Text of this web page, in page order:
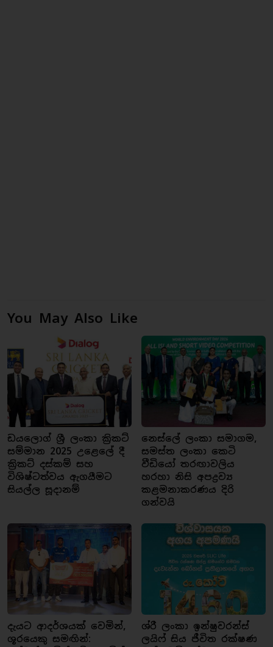
You May Also Like
ඩයලොග් ශ්‍රී ලංකා ක්‍රිකට්
සම්මාන 2025 උළෙලේ දී
ක්‍රිකට් දස්කම් සහ
විශිෂ්ටත්වය ඇගයීමට
සියල්ල සූදානම්
නෙස්ලේ ලංකා සමාගම,
සමස්ත ලංකා කෙටි
වීඩියෝ තරඟාවලිය
හරහා නිසි අපද්‍රව්‍ය
කළමනාකරණය දිරි
ගන්වයි
දැයට ආදර්ශයක් වෙමින්,
ශූරයෙකු සමඟින්:
ශ්රී ලංකා ඉන්ෂුවරන්ස්
ලයිෆ් සිය ජීවිත රක්ෂණ